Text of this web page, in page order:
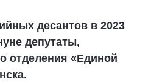
десантов в 2023
депутаты,
отделения «Единой